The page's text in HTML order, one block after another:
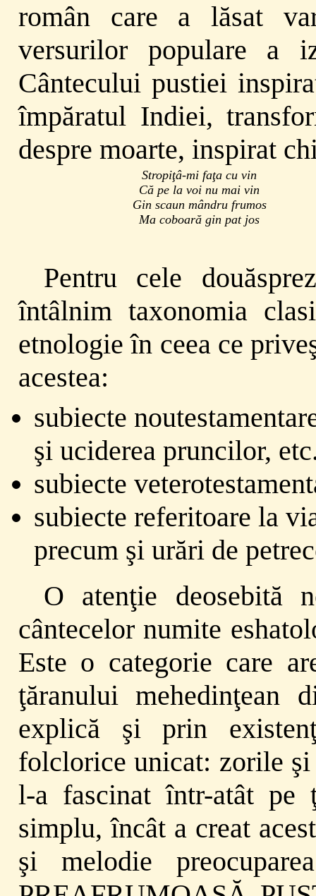
român care a lăsat
versurilor populare a
Cântecului pustiei
împăratul Indiei,
despre moarte, inspirat
Stropiţâ-mi faţa cu vin
Că pe la voi nu mai vin
Gin scaun mândru frumos
Ma coboară gin pat jos
Pentru cele
întâlnim taxonomia
etnologie în ceea ce
acestea:
subiecte
şi uciderea pruncilor,
subiecte
subiecte referitoare la
precum şi urări de
O atenţie deosebită
cântecelor numite
Este o categorie care
ţăranului mehedinţean
explică şi prin
folclorice unicat: zorile şi
l-a fascinat într-atât pe
simplu, încât a creat
şi melodie